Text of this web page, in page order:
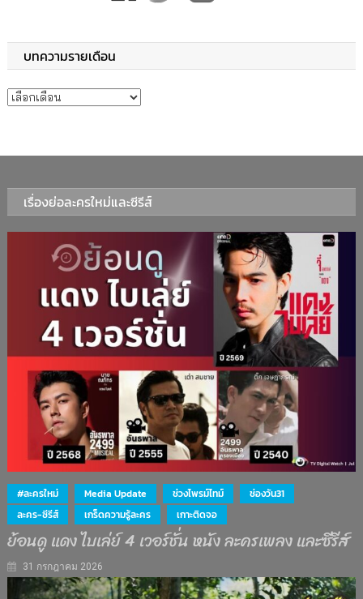
บทความรายเดือน
บทความรายเดือน
เรื่องย่อละครใหม่และซีรีส์
#ละครใหม่ Media Update ช่วงไพรม์ไทม์
ช่องวัน31
ละคร-ซีรีส์
เกร็ดความรู้ละคร เกาะติดจอ
ย้อนดู แดง ไบเล่ย์ 4 เวอร์ชั่น หนัง ละครเพลง และซีรีส์
31 กรกฎาคม 2026